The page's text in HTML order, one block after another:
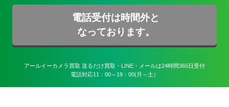
電話受付は時間外と
なっております。
アールイーカメラ買取 送るだけ買取・LINE・メールは24時間365日受付
電話対応11：00～19：00(月～土）